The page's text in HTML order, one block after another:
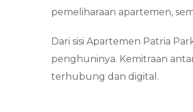
pemeliharaan apartemen,
Dari sisi Apartemen Patria
penghuninya. Kemitraan
terhubung dan digital.